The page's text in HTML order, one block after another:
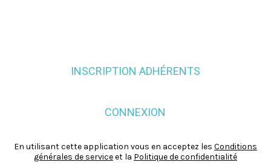
INSCRIPTION ADHÉRENTS
CONNEXION
En utilisant cette application vous en acceptez les Conditions
générales de serviceet la Politique de confidentialité